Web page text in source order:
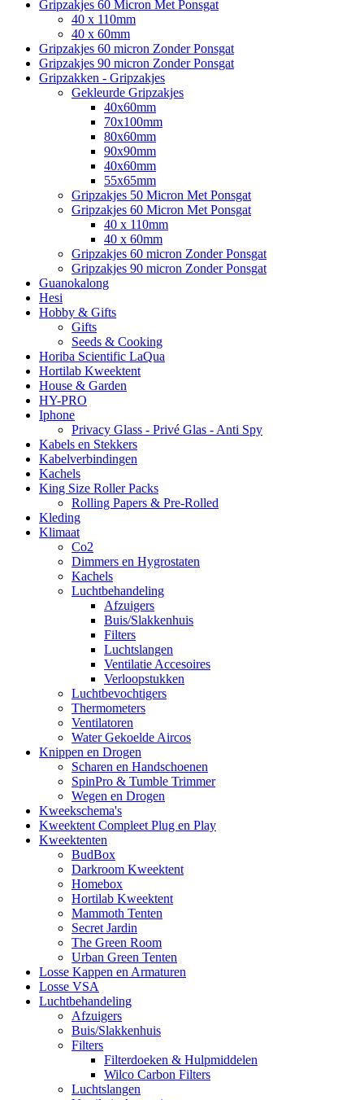
Gripzakjes 60 Micron Met Ponsgat
40 x 110mm
40 x 60mm
Gripzakjes 60 micron Zonder Ponsgat
Gripzakjes 90 micron Zonder Ponsgat
Gripzakken - Gripzakjes
Gekleurde Gripzakjes
40x60mm
70x100mm
80x60mm
90x90mm
40x60mm
55x65mm
Gripzakjes 50 Micron Met Ponsgat
Gripzakjes 60 Micron Met Ponsgat
40 x 110mm
40 x 60mm
Gripzakjes 60 micron Zonder Ponsgat
Gripzakjes 90 micron Zonder Ponsgat
Guanokalong
Hesi
Hobby & Gifts
Gifts
Seeds & Cooking
Horiba Scientific LaQua
Hortilab Kweektent
House & Garden
HY-PRO
Iphone
Privacy Glass - Privé Glas - Anti Spy
Kabels en Stekkers
Kabelverbindingen
Kachels
King Size Roller Packs
Rolling Papers & Pre-Rolled
Kleding
Klimaat
Co2
Dimmers en Hygrostaten
Kachels
Luchtbehandeling
Afzuigers
Buis/Slakkenhuis
Filters
Luchtslangen
Ventilatie Accesoires
Verloopstukken
Luchtbevochtigers
Thermometers
Ventilatoren
Water Gekoelde Aircos
Knippen en Drogen
Scharen en Handschoenen
SpinPro & Tumble Trimmer
Wegen en Drogen
Kweekschema's
Kweektent Compleet Plug en Play
Kweektenten
BudBox
Darkroom Kweektent
Homebox
Hortilab Kweektent
Mammoth Tenten
Secret Jardin
The Green Room
Urban Green Tenten
Losse Kappen en Armaturen
Losse VSA
Luchtbehandeling
Afzuigers
Buis/Slakkenhuis
Filters
Filterdoeken & Hulpmiddelen
Wilco Carbon Filters
Luchtslangen